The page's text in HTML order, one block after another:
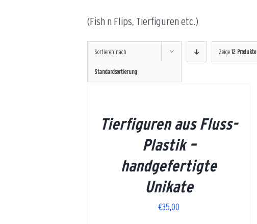
(Fish n Flips, Tierfiguren etc.)
Sortieren nach
Standardsortierung
Zeige12 Produkte
Tierfiguren aus Fluss-
Plastik –
handgefertigte
Unikate
€35,00
DETAILS